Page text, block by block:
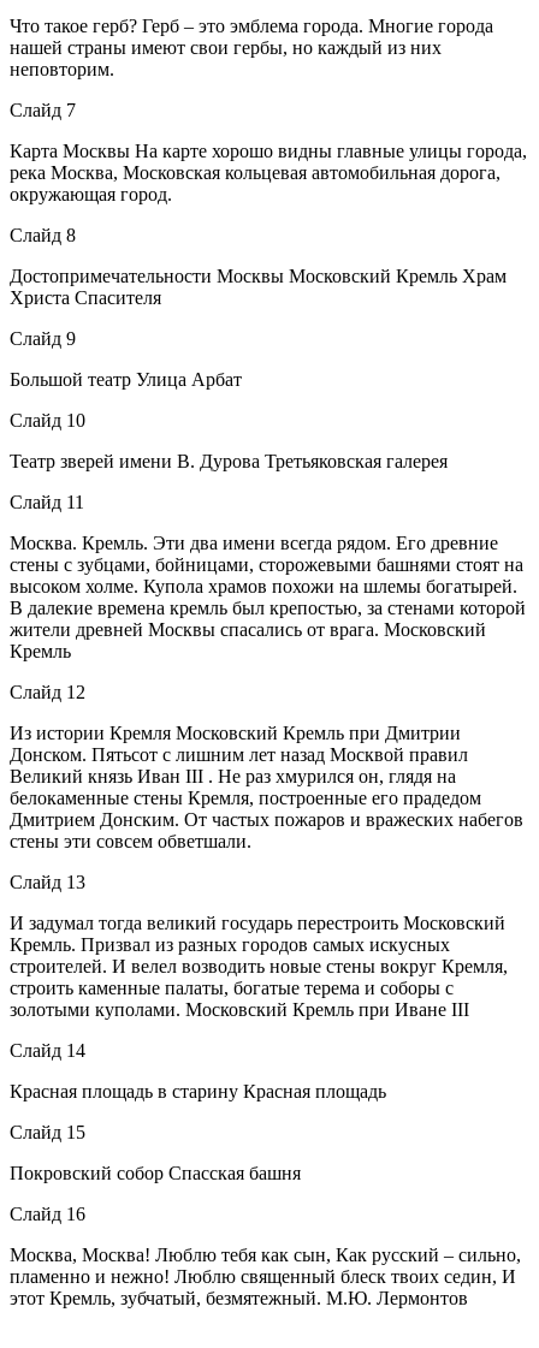
Что такое герб? Герб – это эмблема города. Многие города
нашей страны имеют свои гербы, но каждый из них
неповторим.
Слайд 7
Карта Москвы На карте хорошо видны главные улицы города,
река Москва, Московская кольцевая автомобильная дорога,
окружающая город.
Слайд 8
Достопримечательности Москвы Московский Кремль Храм
Христа Спасителя
Слайд 9
Большой театр Улица Арбат
Слайд 10
Театр зверей имени В. Дурова Третьяковская галерея
Слайд 11
Москва. Кремль. Эти два имени всегда рядом. Его древние
стены с зубцами, бойницами, сторожевыми башнями стоят на
высоком холме. Купола храмов похожи на шлемы богатырей.
В далекие времена кремль был крепостью, за стенами которой
жители древней Москвы спасались от врага. Московский
Кремль
Слайд 12
Из истории Кремля Московский Кремль при Дмитрии
Донском. Пятьсот с лишним лет назад Москвой правил
Великий князь Иван III . Не раз хмурился он, глядя на
белокаменные стены Кремля, построенные его прадедом
Дмитрием Донским. От частых пожаров и вражеских набегов
стены эти совсем обветшали.
Слайд 13
И задумал тогда великий государь перестроить Московский
Кремль. Призвал из разных городов самых искусных
строителей. И велел возводить новые стены вокруг Кремля,
строить каменные палаты, богатые терема и соборы с
золотыми куполами. Московский Кремль при Иване III
Слайд 14
Красная площадь в старину Красная площадь
Слайд 15
Покровский собор Спасская башня
Слайд 16
Москва, Москва! Люблю тебя как сын, Как русский – сильно,
пламенно и нежно! Люблю священный блеск твоих седин, И
этот Кремль, зубчатый, безмятежный. М.Ю. Лермонтов